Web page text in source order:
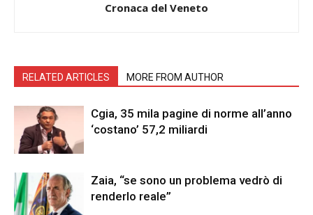
Cronaca del Veneto
RELATED ARTICLES MORE FROM AUTHOR
Cgia, 35 mila pagine di norme all’anno
‘costano’ 57,2 miliardi
Zaia, “se sono un problema vedrò di
renderlo reale”